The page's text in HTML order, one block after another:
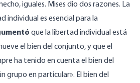
iguales. Mises dio dos razones. La
individual es esencial para la
que la libertad individual está
el bien del conjunto, y que el
ha tenido en cuenta el bien del
grupo en particular». El bien del